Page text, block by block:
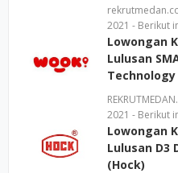
2021 - Berikut
Lowongan
Lulusan
Technology
2021 - Berikut
Lowongan
Lulusan D3
(Hock)